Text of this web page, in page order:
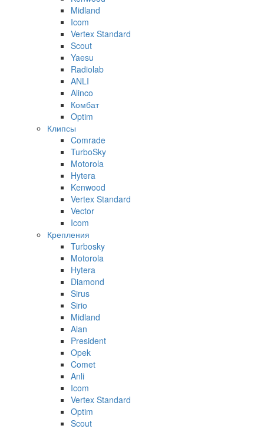
Midland
Icom
Vertex Standard
Scout
Yaesu
Radiolab
ANLI
Alinco
Комбат
Optim
Клипсы
Comrade
TurboSky
Motorola
Hytera
Kenwood
Vertex Standard
Vector
Icom
Крепления
Turbosky
Motorola
Hytera
Diamond
Sirus
Sirio
Midland
Alan
President
Opek
Comet
Anli
Icom
Vertex Standard
Optim
Scout